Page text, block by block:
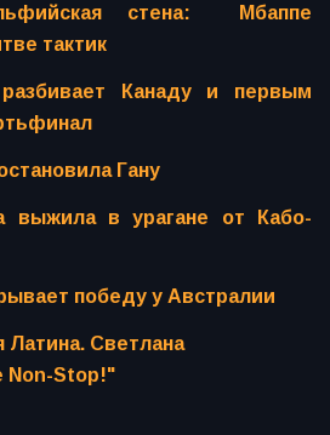
стена: Мбаппе
тактик
Канаду и первым
Гану
выжила в урагане от Кабо-
победу у Австралии
Латина. Светлана
Non-Stop!"